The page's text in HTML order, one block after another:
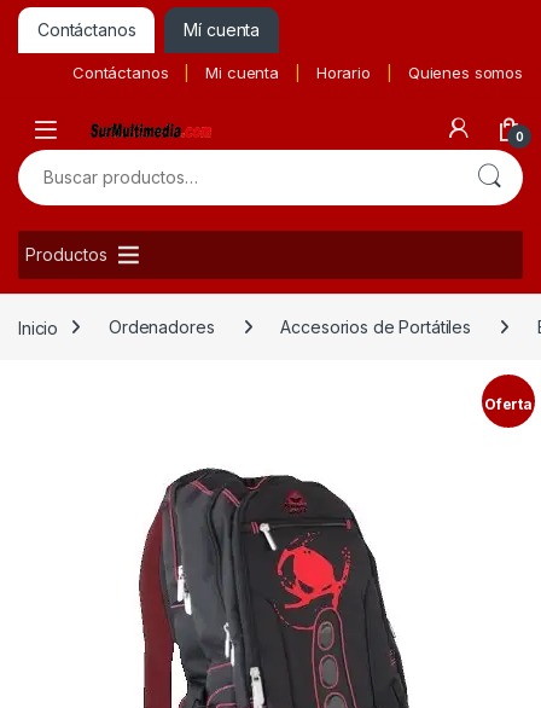
Contáctanos Mí cuenta
Contáctanos Mi cuenta Horario Quienes somos
0
Buscar por:
Productos
Inicio Ordenadores Accesorios de Portátiles
Oferta